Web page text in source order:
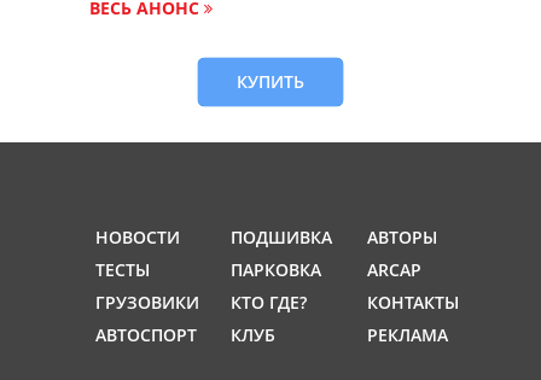
ВЕСЬ АНОНС
КУПИТЬ
НОВОСТИ
ТЕСТЫ
ГРУЗОВИКИ
АВТОСПОРТ
ПОДШИВКА
ПАРКОВКА
КТО ГДЕ?
КЛУБ
АВТОРЫ
ARCAP
КОНТАКТЫ
РЕКЛАМА